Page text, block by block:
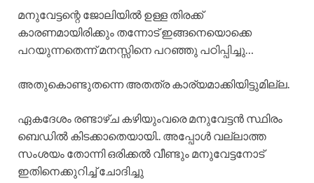
മനുവേട്ടന്റെ ജോലിയിൽ ഉള്ള തിരക്ക്
കാരണമായിരിക്കും തന്നോട് ഇങ്ങനെയൊക്കെ
പറയുന്നതെന്ന് മനസ്സിനെ പറഞ്ഞു പഠിപ്പിച്ചു…
അതുകൊണ്ടുതന്നെ അതത്ര കാര്യമാക്കിയിട്ടുമില്ല.
ഏകദേശം രണ്ടാഴ്ച കഴിയുംവരെ മനുവേട്ടൻ സ്ഥിരം
ബെഡിൽ കിടക്കാതെയായി.. അപ്പോൾ വല്ലാത്ത
സംശയം തോന്നി ഒരിക്കൽ വീണ്ടും മനുവേട്ടനോട്
ഇതിനെക്കുറിച്ച് ചോദിച്ചു